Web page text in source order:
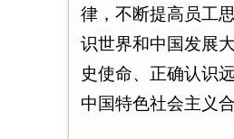
律，不断提高员工
识世界和中国发展
史使命、正确认识
中国特色社会主义